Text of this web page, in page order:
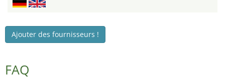
Ajouter des fournisseurs !
FAQ